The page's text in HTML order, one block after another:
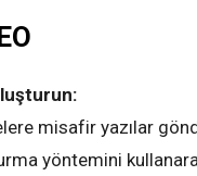
misafir yazılar
yöntemini